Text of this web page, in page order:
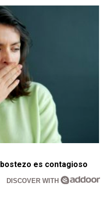
es contagioso
DISCOVER WITH